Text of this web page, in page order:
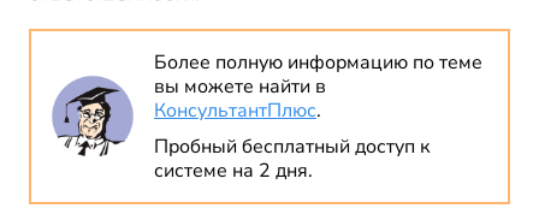
Более полную информацию по теме
вы можете найти в
КонсультантПлюс.
Пробный бесплатный доступ к
системе на 2 дня.